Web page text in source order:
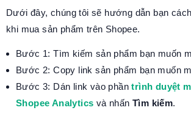
Dưới đây, chúng tôi sẽ hướng dẫn bạn
khi mua sản phẩm trên Shopee.
Bước 1: Tìm kiếm sản phẩm bạn muốn
Bước 2: Copy link sản phẩm bạn muốn
Bước 3: Dán link vào phầntrình duyệt
Shopee Analytics và nhấnTìm kiếm.